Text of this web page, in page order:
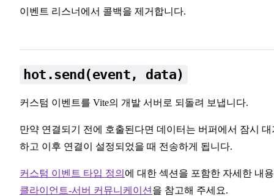
이벤트 리스너에서 콜백을 제거합니다.
hot.send(event, data)
커스텀 이벤트를 Vite의 개발 서버로 되돌려 보냅니다.
만약 연결되기 전에 호출된다면 데이터는 버퍼에서 잠시 대
하고 이후 연결이 설정되었을 때 전송하게 됩니다.
커스텀 이벤트 타입 정의 에 대한 섹션을 포함한 자세한 내
클라이언트-서버 커뮤니케이션 을 참고해 주세요.